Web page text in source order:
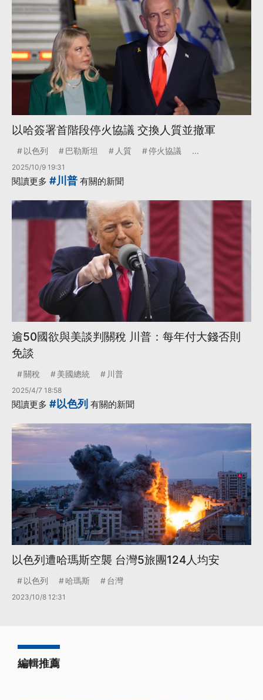
以哈簽署首階段停火協議 交換人質並撤軍
以色列 巴勒斯坦 人質 停火協議 ...
2025/10/9 19:31
閱讀更多 #川普 有關的新聞
逾50國欲與美談判關稅 川普：每年付大錢否則
免談
關稅 美國總統 川普
2025/4/7 18:58
閱讀更多 #以色列 有關的新聞
以色列遭哈瑪斯空襲 台灣5旅團124人均安
以色列 哈瑪斯 台灣
2023/10/8 12:31
編輯推薦